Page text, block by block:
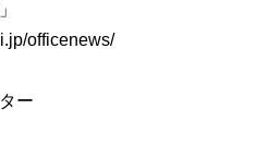
officenews/
ー